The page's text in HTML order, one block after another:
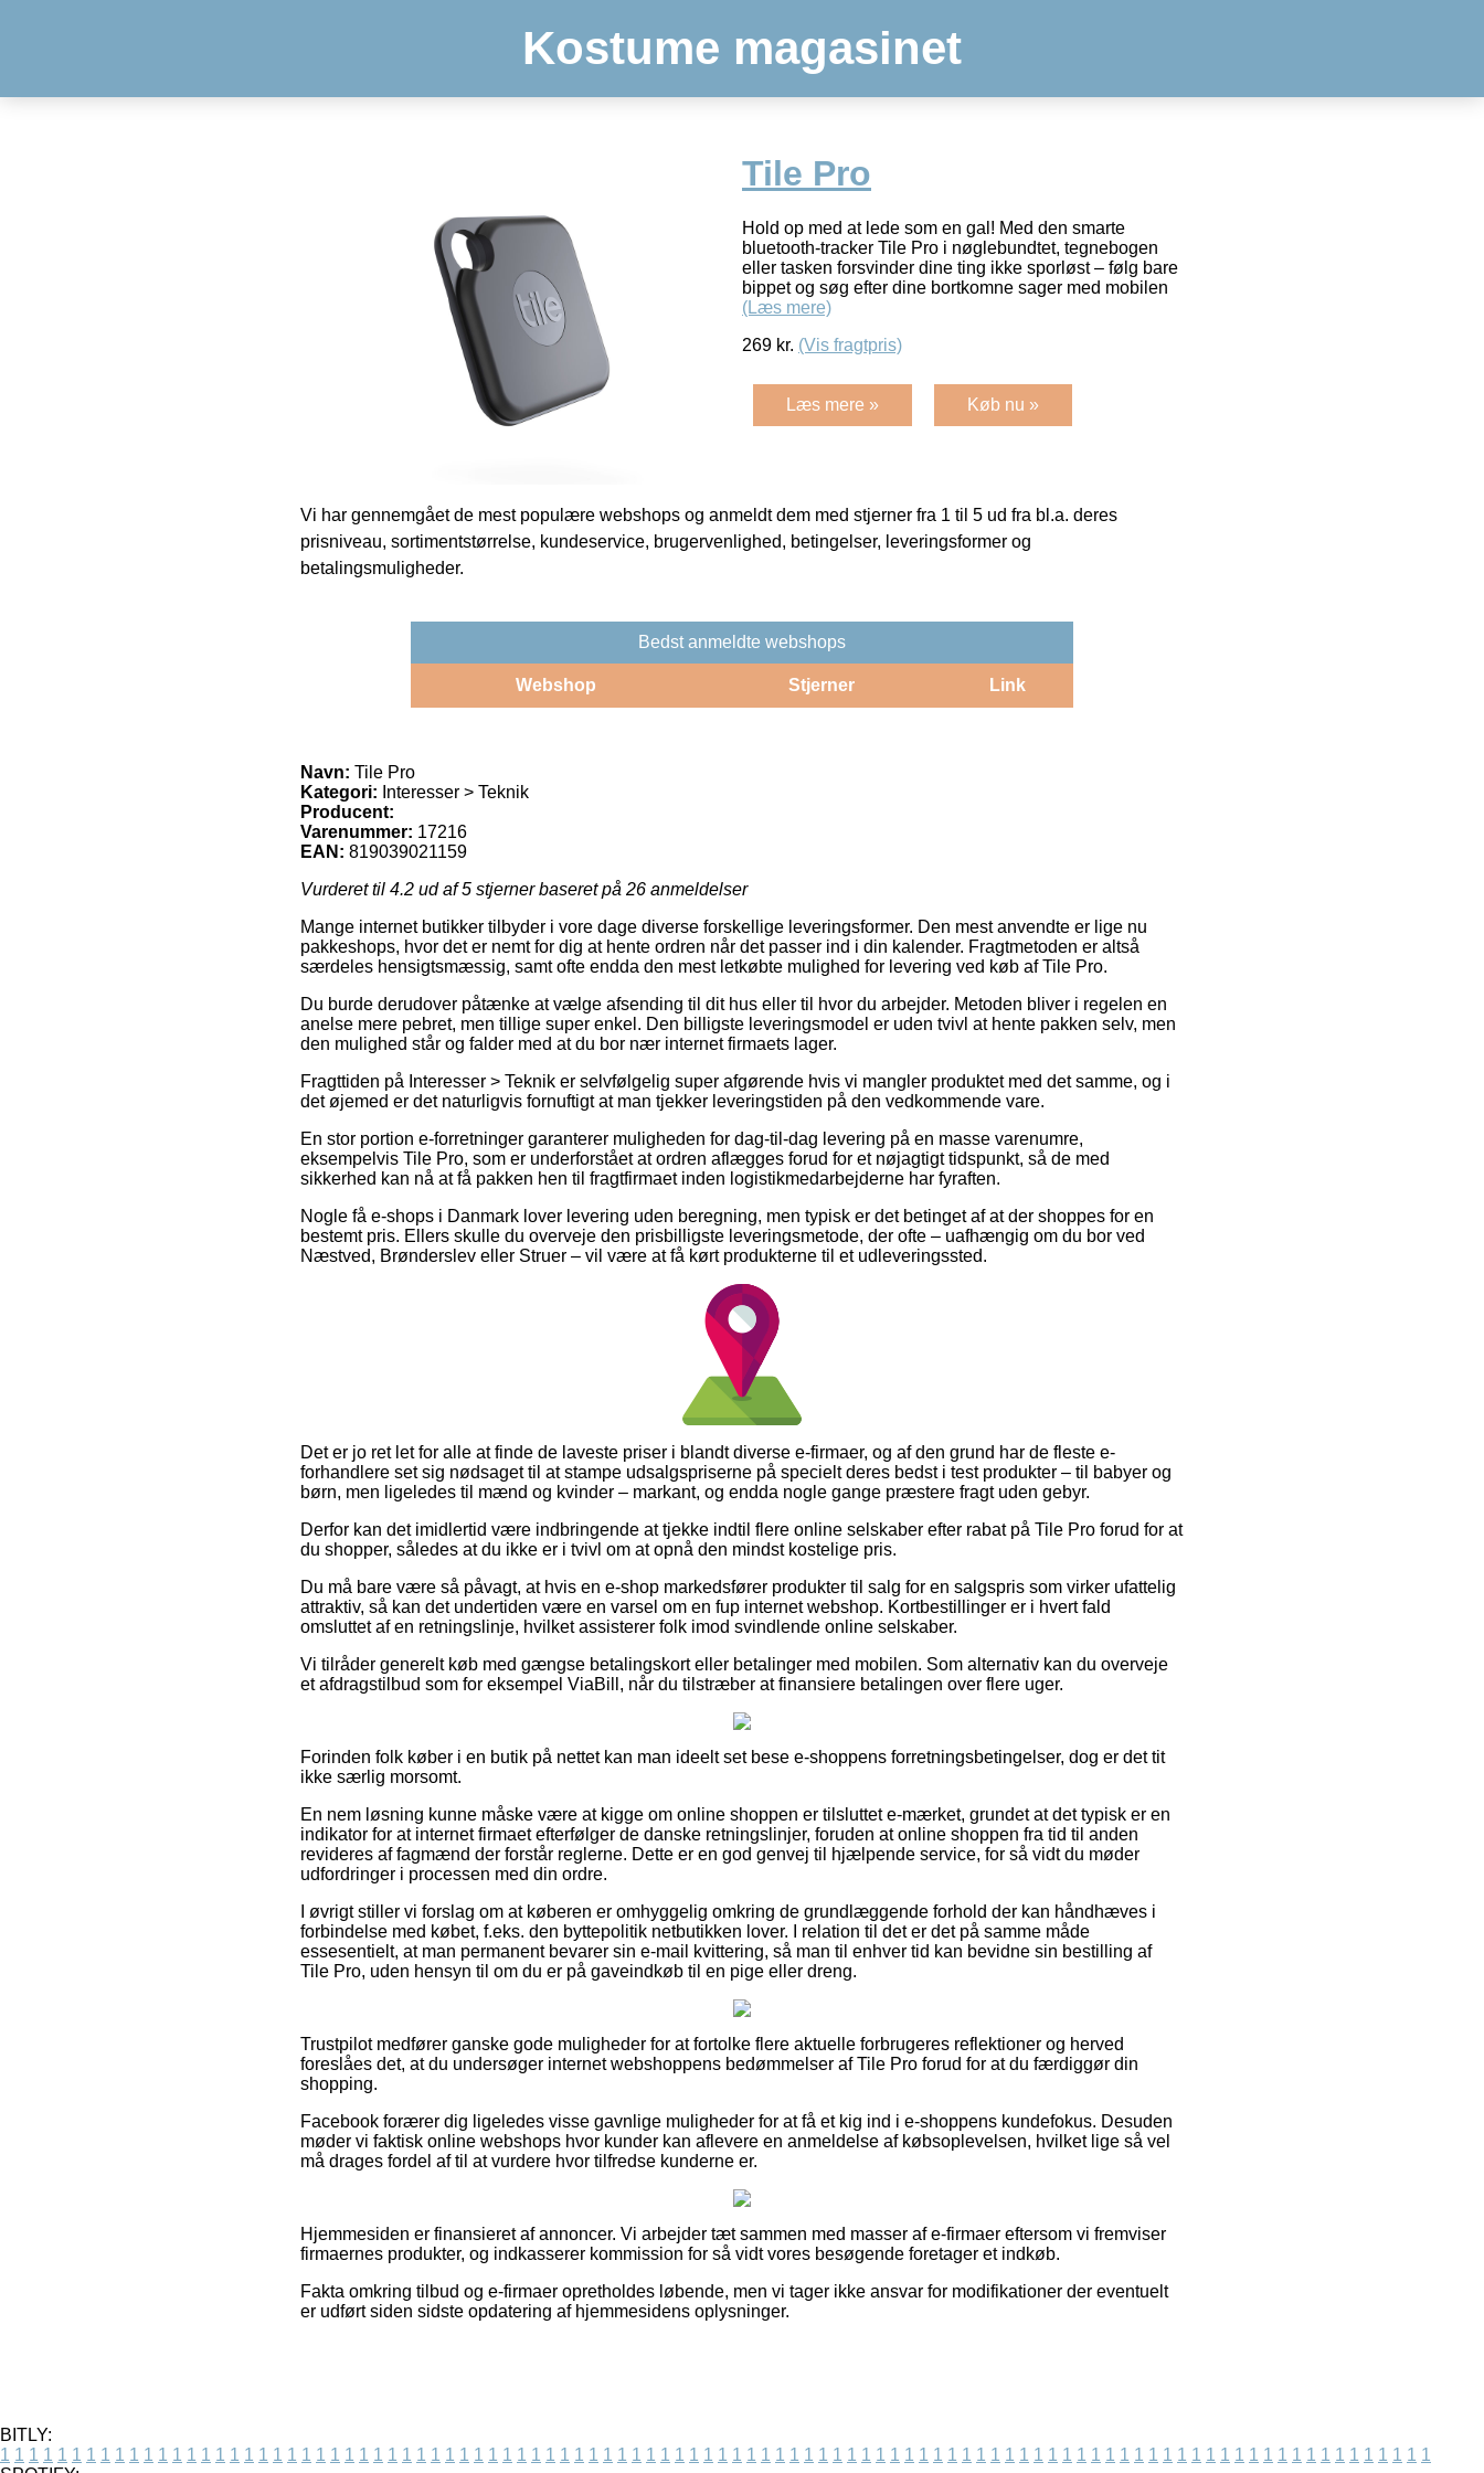
Kostume magasinet
Tile Pro
Hold op med at lede som en gal! Med den smarte
bluetooth-tracker Tile Pro i nøglebundtet, tegnebogen
eller tasken forsvinder dine ting ikke sporløst – følg bare
bippet og søg efter dine bortkomne sager med mobilen
(Læs mere)
269 kr. (Vis fragtpris)
Læs mere » Køb nu »
Vi har gennemgået de mest populære webshops og anmeldt dem med stjerner fra 1 til 5 ud fra bl.a. deres
prisniveau, sortimentstørrelse, kundeservice, brugervenlighed, betingelser, leveringsformer og
betalingsmuligheder.
Bedst anmeldte webshops
Webshop Stjerner Link
Navn: Tile Pro
Kategori: Interesser > Teknik
Producent:
Varenummer: 17216
EAN: 819039021159
Vurderet til 4.2 ud af 5 stjerner baseret på 26 anmeldelser
Mange internet butikker tilbyder i vore dage diverse forskellige leveringsformer. Den mest anvendte er lige nu
pakkeshops, hvor det er nemt for dig at hente ordren når det passer ind i din kalender. Fragtmetoden er altså
særdeles hensigtsmæssig, samt ofte endda den mest letkøbte mulighed for levering ved køb af Tile Pro.
Du burde derudover påtænke at vælge afsending til dit hus eller til hvor du arbejder. Metoden bliver i regelen en
anelse mere pebret, men tillige super enkel. Den billigste leveringsmodel er uden tvivl at hente pakken selv, men
den mulighed står og falder med at du bor nær internet firmaets lager.
Fragttiden på Interesser > Teknik er selvfølgelig super afgørende hvis vi mangler produktet med det samme, og i
det øjemed er det naturligvis fornuftigt at man tjekker leveringstiden på den vedkommende vare.
En stor portion e-forretninger garanterer muligheden for dag-til-dag levering på en masse varenumre,
eksempelvis Tile Pro, som er underforstået at ordren aflægges forud for et nøjagtigt tidspunkt, så de med
sikkerhed kan nå at få pakken hen til fragtfirmaet inden logistikmedarbejderne har fyraften.
Nogle få e-shops i Danmark lover levering uden beregning, men typisk er det betinget af at der shoppes for en
bestemt pris. Ellers skulle du overveje den prisbilligste leveringsmetode, der ofte – uafhængig om du bor ved
Næstved, Brønderslev eller Struer – vil være at få kørt produkterne til et udleveringssted.
Det er jo ret let for alle at finde de laveste priser i blandt diverse e-firmaer, og af den grund har de fleste e-
forhandlere set sig nødsaget til at stampe udsalgspriserne på specielt deres bedst i test produkter – til babyer og
børn, men ligeledes til mænd og kvinder – markant, og endda nogle gange præstere fragt uden gebyr.
Derfor kan det imidlertid være indbringende at tjekke indtil flere online selskaber efter rabat på Tile Pro forud for at
du shopper, således at du ikke er i tvivl om at opnå den mindst kostelige pris.
Du må bare være så påvagt, at hvis en e-shop markedsfører produkter til salg for en salgspris som virker ufattelig
attraktiv, så kan det undertiden være en varsel om en fup internet webshop. Kortbestillinger er i hvert fald
omsluttet af en retningslinje, hvilket assisterer folk imod svindlende online selskaber.
Vi tilråder generelt køb med gængse betalingskort eller betalinger med mobilen. Som alternativ kan du overveje
et afdragstilbud som for eksempel ViaBill, når du tilstræber at finansiere betalingen over flere uger.
Forinden folk køber i en butik på nettet kan man ideelt set bese e-shoppens forretningsbetingelser, dog er det tit
ikke særlig morsomt.
En nem løsning kunne måske være at kigge om online shoppen er tilsluttet e-mærket, grundet at det typisk er en
indikator for at internet firmaet efterfølger de danske retningslinjer, foruden at online shoppen fra tid til anden
revideres af fagmænd der forstår reglerne. Dette er en god genvej til hjælpende service, for så vidt du møder
udfordringer i processen med din ordre.
I øvrigt stiller vi forslag om at køberen er omhyggelig omkring de grundlæggende forhold der kan håndhæves i
forbindelse med købet, f.eks. den byttepolitik netbutikken lover. I relation til det er det på samme måde
essesentielt, at man permanent bevarer sin e-mail kvittering, så man til enhver tid kan bevidne sin bestilling af
Tile Pro, uden hensyn til om du er på gaveindkøb til en pige eller dreng.
Trustpilot medfører ganske gode muligheder for at fortolke flere aktuelle forbrugeres reflektioner og herved
foreslåes det, at du undersøger internet webshoppens bedømmelser af Tile Pro forud for at du færdiggør din
shopping.
Facebook forærer dig ligeledes visse gavnlige muligheder for at få et kig ind i e-shoppens kundefokus. Desuden
møder vi faktisk online webshops hvor kunder kan aflevere en anmeldelse af købsoplevelsen, hvilket lige så vel
må drages fordel af til at vurdere hvor tilfredse kunderne er.
Hjemmesiden er finansieret af annoncer. Vi arbejder tæt sammen med masser af e-firmaer eftersom vi fremviser
firmaernes produkter, og indkasserer kommission for så vidt vores besøgende foretager et indkøb.
Fakta omkring tilbud og e-firmaer opretholdes løbende, men vi tager ikke ansvar for modifikationer der eventuelt
er udført siden sidste opdatering af hjemmesidens oplysninger.
BITLY:
1 1 1 1 1 1 1 1 1 1 1 1 1 1 1 1 1 1 1 1 1 1 1 1 1 1 1 1 1 1 1 1 1 1 1 1 1 1 1 1 1 1 1 1 1 1 1 1 1 1 1 1 1 1 1 1 1 1 1 1 1 1 1 1 1 1 1 1 1 1 1 1 1 1 1 1 1 1 1 1 1 1 1 1 1 1 1 1 1 1 1 1 1 1 1 1 1 1 1 1